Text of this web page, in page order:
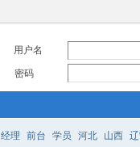
用户名
密码
经理 前台 学员 河北 山西